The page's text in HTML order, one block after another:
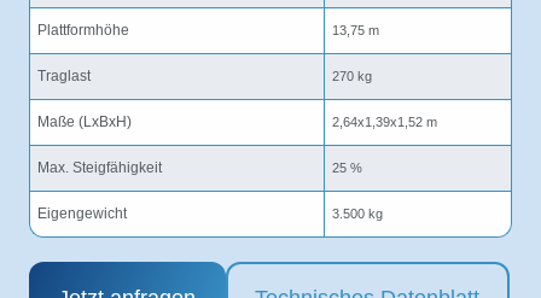
Plattformhöhe 13,75 m
Traglast 270 kg
Maße (LxBxH) 2,64x1,39x1,52 m
Max. Steigfähigkeit 25 %
Eigengewicht 3.500 kg